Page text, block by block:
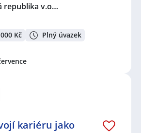
republika v.o…
Kč Plný úvazek
kariéru jako